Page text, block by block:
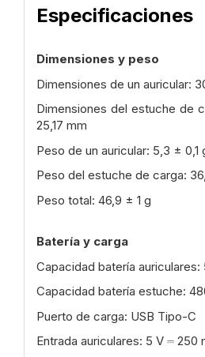
Especificaciones
Dimensiones y peso
Dimensiones de un auricular:
Dimensiones del estuche de
25,17 mm
Peso de un auricular: 5,3 ± 0,1
Peso del estuche de carga:
Peso total: 46,9 ± 1 g
Batería y carga
Capacidad batería auriculares:
Capacidad batería estuche:
Puerto de carga: USB Tipo-C
Entrada auriculares: 5 V ⎓ 250